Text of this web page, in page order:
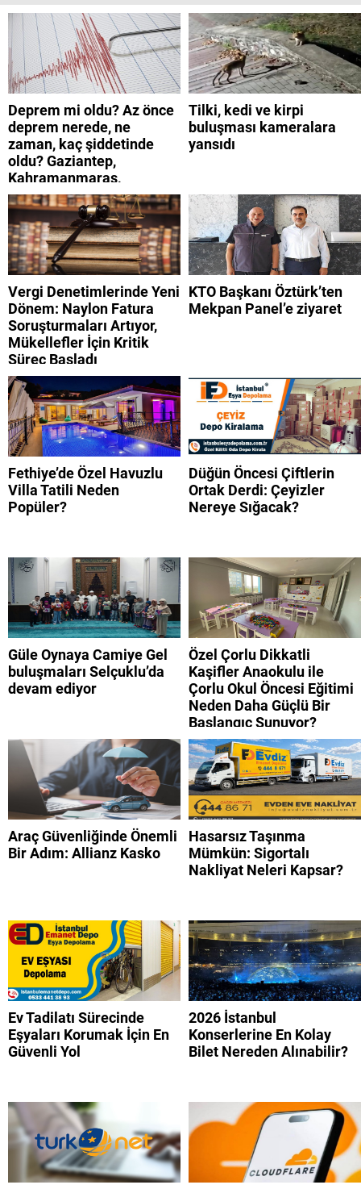
Deprem mi oldu? Az önce
deprem nerede, ne
zaman, kaç şiddetinde
oldu? Gaziantep,
Kahramanmaraş,
Adıyaman, Şanlıurfa,
Suriye, Kilis, Hatay,
Osmaniye 9 Ağustos 2026
AFAD son depremler
listesi
Tilki, kedi ve kirpi
buluşması kameralara
yansıdı
Vergi Denetimlerinde Yeni
Dönem: Naylon Fatura
Soruşturmaları Artıyor,
Mükellefler İçin Kritik
Süreç Başladı
KTO Başkanı Öztürk’ten
Mekpan Panel’e ziyaret
Fethiye’de Özel Havuzlu
Villa Tatili Neden
Popüler?
Düğün Öncesi Çiftlerin
Ortak Derdi: Çeyizler
Nereye Sığacak?
Güle Oynaya Camiye Gel
buluşmaları Selçuklu’da
devam ediyor
Özel Çorlu Dikkatli
Kaşifler Anaokulu ile
Çorlu Okul Öncesi Eğitimi
Neden Daha Güçlü Bir
Başlangıç Sunuyor?
Araç Güvenliğinde Önemli
Bir Adım: Allianz Kasko
Hasarsız Taşınma
Mümkün: Sigortalı
Nakliyat Neleri Kapsar?
Ev Tadilatı Sürecinde
Eşyaları Korumak İçin En
Güvenli Yol
2026 İstanbul
Konserlerine En Kolay
Bilet Nereden Alınabilir?